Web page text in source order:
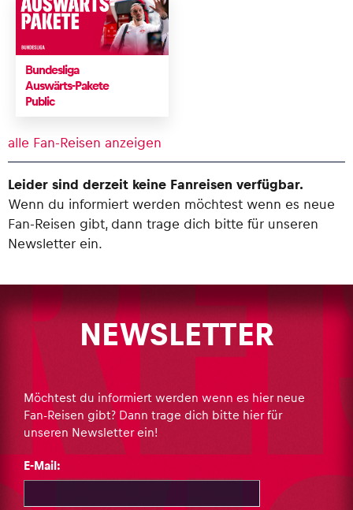
Bundesliga
Auswärts-Pakete
Public
alle Fan-Reisen anzeigen
Leider sind derzeit keine Fanreisen verfügbar.
Wenn du informiert werden möchtest wenn es neue
Fan-Reisen gibt, dann trage dich bitte für unseren
Newsletter ein.
NEWSLETTER
Möchtest du informiert werden wenn es hier neue
Fan-Reisen gibt? Dann trage dich bitte hier für
unseren Newsletter ein!
E-Mail: